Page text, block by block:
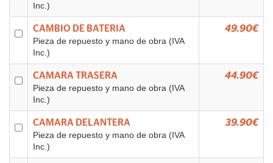
Inc.)
CAMBIO DE BATERIA
Pieza de repuesto y mano de obra (IVA
Inc.)
49.90€
CAMARA TRASERA
Pieza de repuesto y mano de obra (IVA
Inc.)
44.90€
CAMARA DELANTERA
Pieza de repuesto y mano de obra (IVA
Inc.)
39.90€